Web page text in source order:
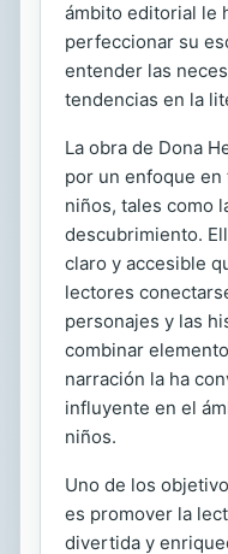
ámbito editorial le
perfeccionar su
entender las
tendencias en la
La obra de Dona
por un enfoque en
niños, tales como
descubrimiento.
claro y accesible
lectores
personajes y las
combinar
narración la ha
influyente en el
niños.
Uno de los
es promover la
divertida y